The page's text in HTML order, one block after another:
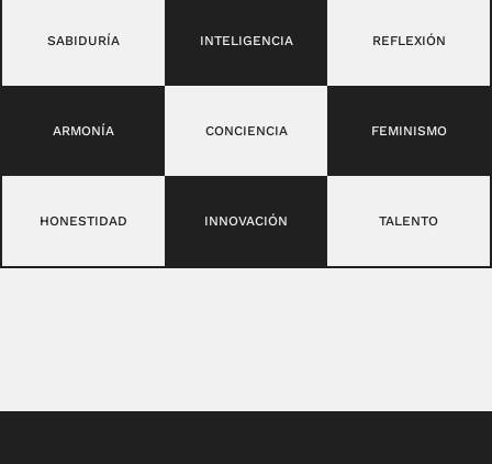
SABIDURÍA INTELIGENCIA REFLEXIÓN
ARMONÍA CONCIENCIA FEMINISMO
HONESTIDAD INNOVACIÓN TALENTO